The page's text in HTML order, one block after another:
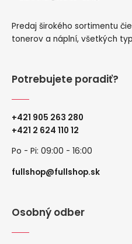
Predaj širokého sortimentu
tonerov a náplní, všetkých
Potrebujete poradiť?
+421 905 263 280
+421 2 624 110 12
Po - Pi: 09:00 - 16:00
fullshop@fullshop.sk
Osobný odber